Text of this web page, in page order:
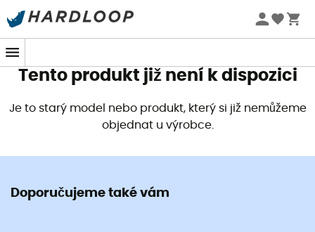
Letní akce 🔥 -5 % EXTRA při nákupu 2 produktů* s kódem
Tento produkt již není k dispozici
Je to starý model nebo produkt, který si již nemůžeme
objednat u výrobce.
Doporučujeme také vám